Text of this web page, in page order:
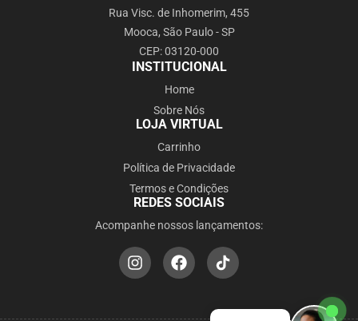
Rua Visc. de Inhomerim, 455
Mooca, São Paulo - SP
CEP: 03120-000
INSTITUCIONAL
Home
Sobre Nós
LOJA VIRTUAL
Carrinho
Política de Privacidade
Termos e Condições
REDES SOCIAIS
Acompanhe nossos lançamentos: